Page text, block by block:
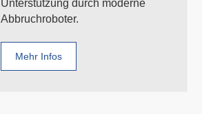
Unterstützung durch moderne
Abbruchroboter.
Mehr Infos